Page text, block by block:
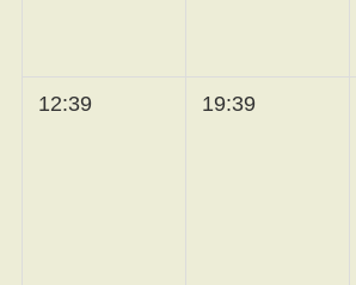
12:39 19:39